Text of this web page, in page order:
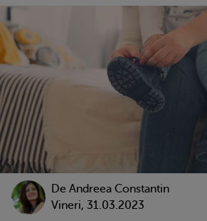
De Andreea Constantin
Vineri, 31.03.2023